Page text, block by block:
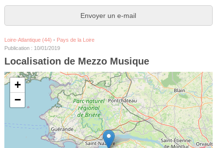
Envoyer un e-mail
Loire-Atlantique (44) - Pays de la Loire
Publication : 10/01/2019
Localisation de Mezzo Musique
+
−